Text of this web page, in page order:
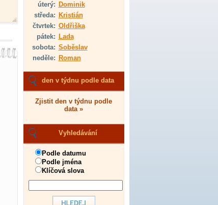
úterý: Dominik
středa: Kristián
čtvrtek: Oldřiška
pátek: Lada
sobota: Soběslav
neděle: Roman
den v týdnu podle data
Zjistit den v týdnu podle
data »
Vyhledávání
Podle datumu
Podle jména
Klíčová slova